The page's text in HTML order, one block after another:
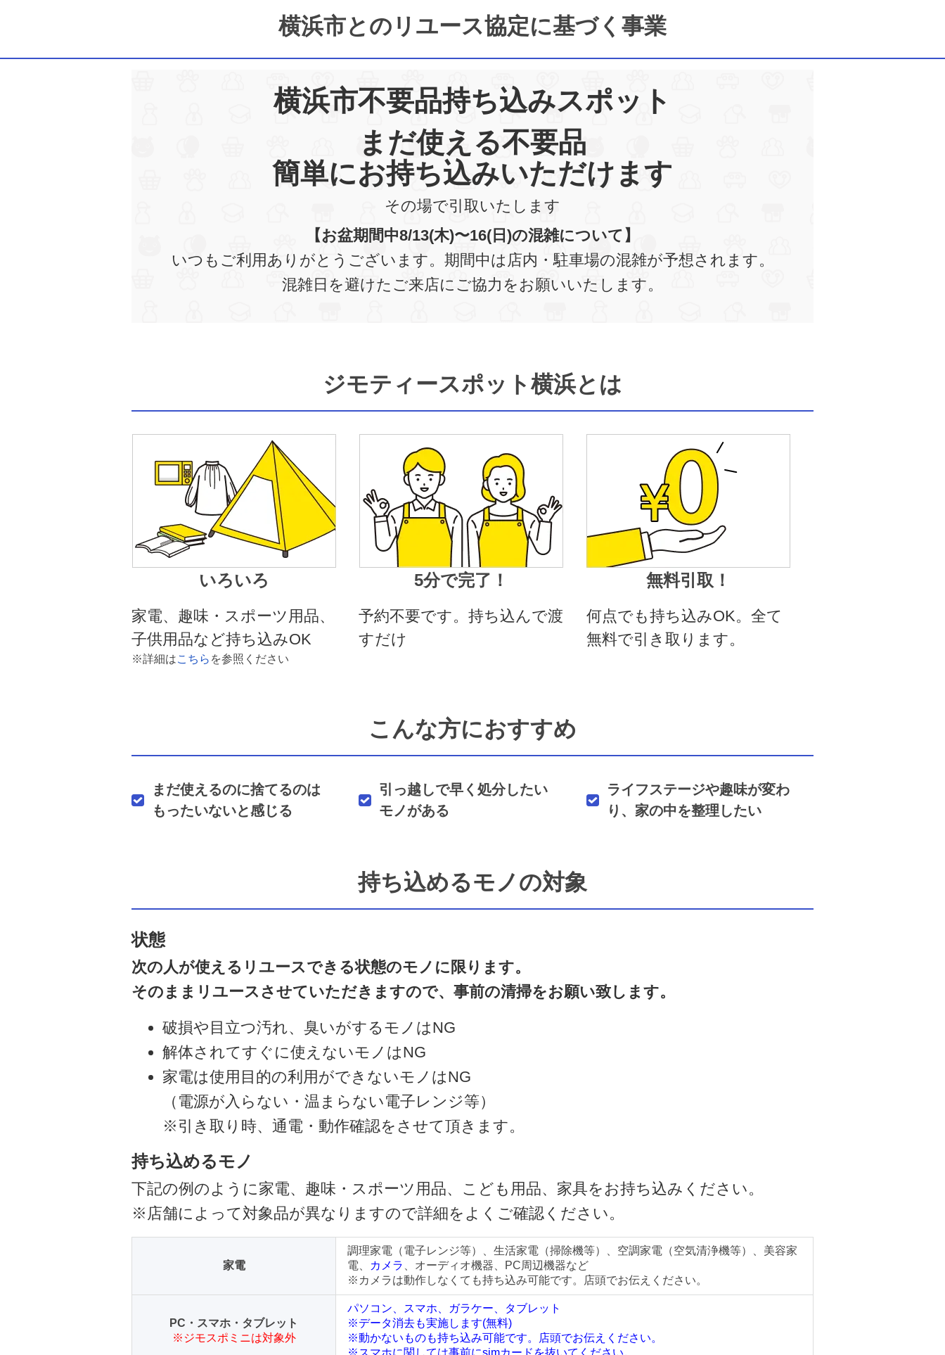
横浜市とのリユース協定に基づく事業
横浜市不要品持ち込みスポット
まだ使える不要品
簡単にお持ち込みいただけます
その場で引取いたします
【お盆期間中8/13(木)〜16(日)の混雑について】
いつもご利用ありがとうございます。期間中は店内・駐車場の混雑が予想されます。
混雑日を避けたご来店にご協力をお願いいたします。
ジモティースポット横浜とは
いろいろ
家電、趣味・スポーツ用品、
子供用品など持ち込みOK
※詳細はこちら を参照ください
5分で完了！
予約不要です。持ち込んで渡
すだけ
無料引取！
何点でも持ち込みOK。全て
無料で引き取ります。
こんな方におすすめ
まだ使えるのに捨てるのは
もったいないと感じる
引っ越しで早く処分したい
モノがある
ライフステージや趣味が変わ
り、家の中を整理したい
持ち込めるモノの対象
状態
次の人が使えるリユースできる状態のモノに限ります。
そのままリユースさせていただきますので、事前の清掃をお願い致します。
破損や目立つ汚れ、臭いがするモノはNG
解体されてすぐに使えないモノはNG
家電は使用目的の利用ができないモノはNG
（電源が入らない・温まらない電子レンジ等）
※引き取り時、通電・動作確認をさせて頂きます。
持ち込めるモノ
下記の例のように家電、趣味・スポーツ用品、こども用品、家具をお持ち込みください。
※店舗によって対象品が異なりますので詳細をよくご確認ください。
家電
調理家電（電子レンジ等）、生活家電（掃除機等）、空調家電（空気清浄機等）、美容家
電、
カメラ
、オーディオ機器、PC周辺機器など
※カメラは動作しなくても持ち込み可能です。店頭でお伝えください。
PC・スマホ・タブレット
※ジモスポミニは対象外
パソコン、スマホ、ガラケー、タブレット
※データ消去も実施します(無料)
※動かないものも持ち込み可能です。店頭でお伝えください。
※スマホに関しては事前にsimカードを抜いてください。